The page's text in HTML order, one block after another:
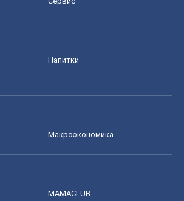
Напитки
Mакроэкономика
MAMACLUB